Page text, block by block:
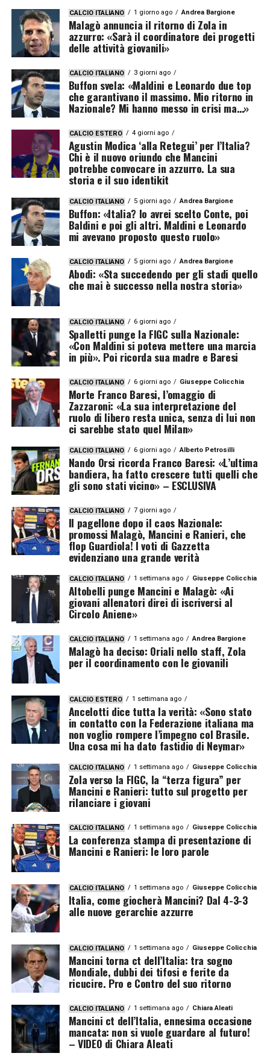
CALCIO ITALIANO 1 giorno ago Andrea Bargione
Malagò annuncia il ritorno di Zola in
azzurro: «Sarà il coordinatore dei progetti
delle attività giovanili»
CALCIO ITALIANO 3 giorni ago
Buffon svela: «Maldini e Leonardo due top
che garantivano il massimo. Mio ritorno in
Nazionale? Mi hanno messo in crisi ma…»
CALCIO ESTERO 4 giorni ago
Agustin Modica ‘alla Retegui’ per l’Italia?
Chi è il nuovo oriundo che Mancini
potrebbe convocare in azzurro. La sua
storia e il suo identikit
CALCIO ITALIANO 5 giorni ago Andrea Bargione
Buffon: «Italia? Io avrei scelto Conte, poi
Baldini e poi gli altri. Maldini e Leonardo
mi avevano proposto questo ruolo»
CALCIO ITALIANO 5 giorni ago Andrea Bargione
Abodi: «Sta succedendo per gli stadi quello
che mai è successo nella nostra storia»
CALCIO ITALIANO 6 giorni ago
Spalletti punge la FIGC sulla Nazionale:
«Con Maldini si poteva mettere una marcia
in più». Poi ricorda sua madre e Baresi
CALCIO ITALIANO 6 giorni ago Giuseppe Colicchia
Morte Franco Baresi, l’omaggio di
Zazzaroni: «La sua interpretazione del
ruolo di libero resta unica, senza di lui non
ci sarebbe stato quel Milan»
CALCIO ITALIANO 6 giorni ago Alberto Petrosilli
Nando Orsi ricorda Franco Baresi: «L’ultima
bandiera, ha fatto crescere tutti quelli che
gli sono stati vicino» – ESCLUSIVA
CALCIO ITALIANO 7 giorni ago
Il pagellone dopo il caos Nazionale:
promossi Malagò, Mancini e Ranieri, che
flop Guardiola! I voti di Gazzetta
evidenziano una grande verità
CALCIO ITALIANO 1 settimana ago Giuseppe Colicchia
Altobelli punge Mancini e Malagò: «Ai
giovani allenatori direi di iscriversi al
Circolo Aniene»
CALCIO ITALIANO 1 settimana ago Andrea Bargione
Malagò ha deciso: Oriali nello staff, Zola
per il coordinamento con le giovanili
CALCIO ESTERO 1 settimana ago
Ancelotti dice tutta la verità: «Sono stato
in contatto con la Federazione italiana ma
non voglio rompere l’impegno col Brasile.
Una cosa mi ha dato fastidio di Neymar»
CALCIO ITALIANO 1 settimana ago Giuseppe Colicchia
Zola verso la FIGC, la “terza figura” per
Mancini e Ranieri: tutto sul progetto per
rilanciare i giovani
CALCIO ITALIANO 1 settimana ago Giuseppe Colicchia
La conferenza stampa di presentazione di
Mancini e Ranieri: le loro parole
CALCIO ITALIANO 1 settimana ago Giuseppe Colicchia
Italia, come giocherà Mancini? Dal 4-3-3
alle nuove gerarchie azzurre
CALCIO ITALIANO 1 settimana ago Giuseppe Colicchia
Mancini torna ct dell’Italia: tra sogno
Mondiale, dubbi dei tifosi e ferite da
ricucire. Pro e Contro del suo ritorno
CALCIO ITALIANO 1 settimana ago Chiara Aleati
Mancini ct dell’Italia, ennesima occasione
mancata: non si vuole guardare al futuro!
– VIDEO di Chiara Aleati